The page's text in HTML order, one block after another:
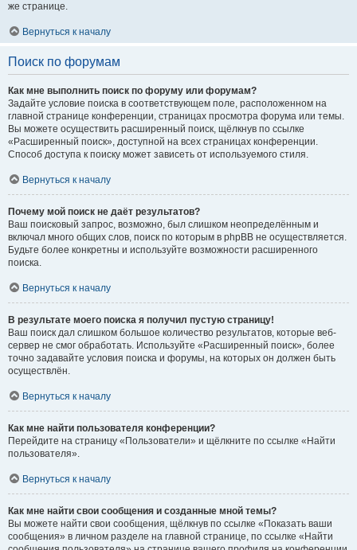
же странице.
Вернуться к началу
Поиск по форумам
Как мне выполнить поиск по форуму или форумам?
Задайте условие поиска в соответствующем поле, расположенном на
главной странице конференции, страницах просмотра форума или темы.
Вы можете осуществить расширенный поиск, щёлкнув по ссылке
«Расширенный поиск», доступной на всех страницах конференции.
Способ доступа к поиску может зависеть от используемого стиля.
Вернуться к началу
Почему мой поиск не даёт результатов?
Ваш поисковый запрос, возможно, был слишком неопределённым и
включал много общих слов, поиск по которым в phpBB не осуществляется.
Будьте более конкретны и используйте возможности расширенного
поиска.
Вернуться к началу
В результате моего поиска я получил пустую страницу!
Ваш поиск дал слишком большое количество результатов, которые веб-
сервер не смог обработать. Используйте «Расширенный поиск», более
точно задавайте условия поиска и форумы, на которых он должен быть
осуществлён.
Вернуться к началу
Как мне найти пользователя конференции?
Перейдите на страницу «Пользователи» и щёлкните по ссылке «Найти
пользователя».
Вернуться к началу
Как мне найти свои сообщения и созданные мной темы?
Вы можете найти свои сообщения, щёлкнув по ссылке «Показать ваши
сообщения» в личном разделе на главной странице, по ссылке «Найти